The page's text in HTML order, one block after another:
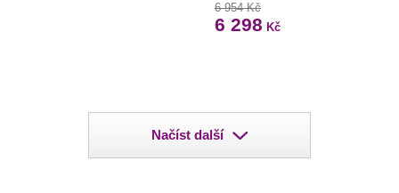
6 954 Kč
6 298 Kč
Načíst další